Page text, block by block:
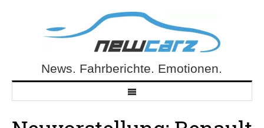
NewCarz.deNews. Fahrberichte. Emotionen.